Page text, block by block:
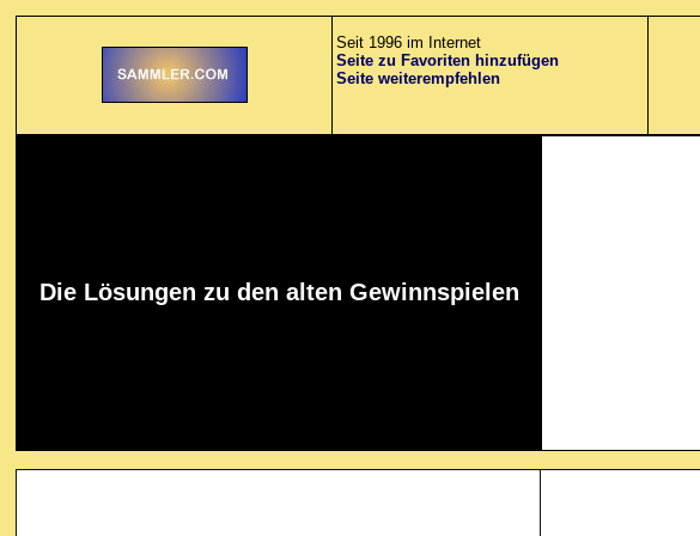
Seit 1996 im Internet
Seite zu Favoriten hinzufügen
Seite weiterempfehlen
Die Lösungen zu den alten Gewinnspielen